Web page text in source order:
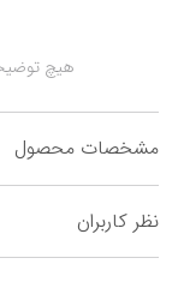
مشخصات محصول
نظر کاربران